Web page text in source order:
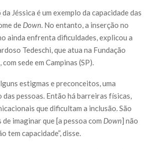
Jéssica é um exemplo da capacidade das
de Down. No entanto, a inserção no
ainda enfrenta dificuldades, explicou a
Tedeschi, que atua na Fundação
sede em Campinas (SP).
estigmas e preconceitos, uma
pessoas. Então há barreiras físicas,
que dificultam a inclusão. São
imaginar que [a pessoa com Down] não
tem capacidade”, disse.